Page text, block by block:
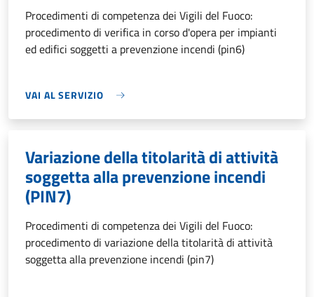
Procedimenti di competenza dei Vigili del Fuoco:
procedimento di verifica in corso d'opera per impianti
ed edifici soggetti a prevenzione incendi (pin6)
VAI AL SERVIZIO
Variazione della titolarità di attività
soggetta alla prevenzione incendi
(PIN7)
Procedimenti di competenza dei Vigili del Fuoco:
procedimento di variazione della titolarità di attività
soggetta alla prevenzione incendi (pin7)